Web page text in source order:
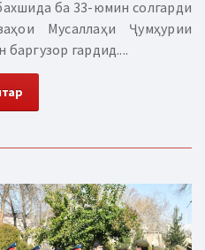
ба 33-юмин солгарди
Мусаллаҳи Ҷумҳурии
баргузор гардид....